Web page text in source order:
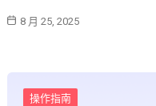
8 月 25, 2025
操作指南